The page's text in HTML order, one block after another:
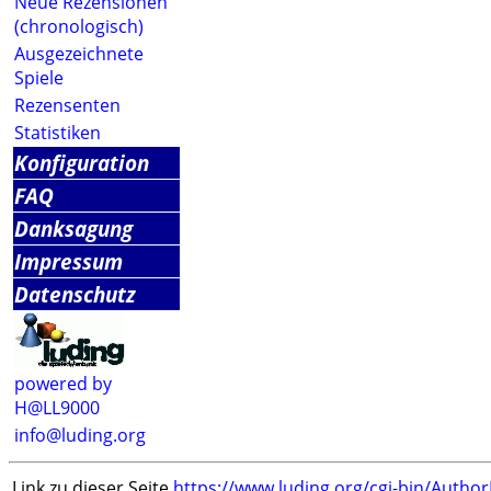
(chronologisch)
Ausgezeichnete
Spiele
Rezensenten
Statistiken
Konfiguration
FAQ
Danksagung
Impressum
Datenschutz
powered by
H@LL9000
info@luding.org